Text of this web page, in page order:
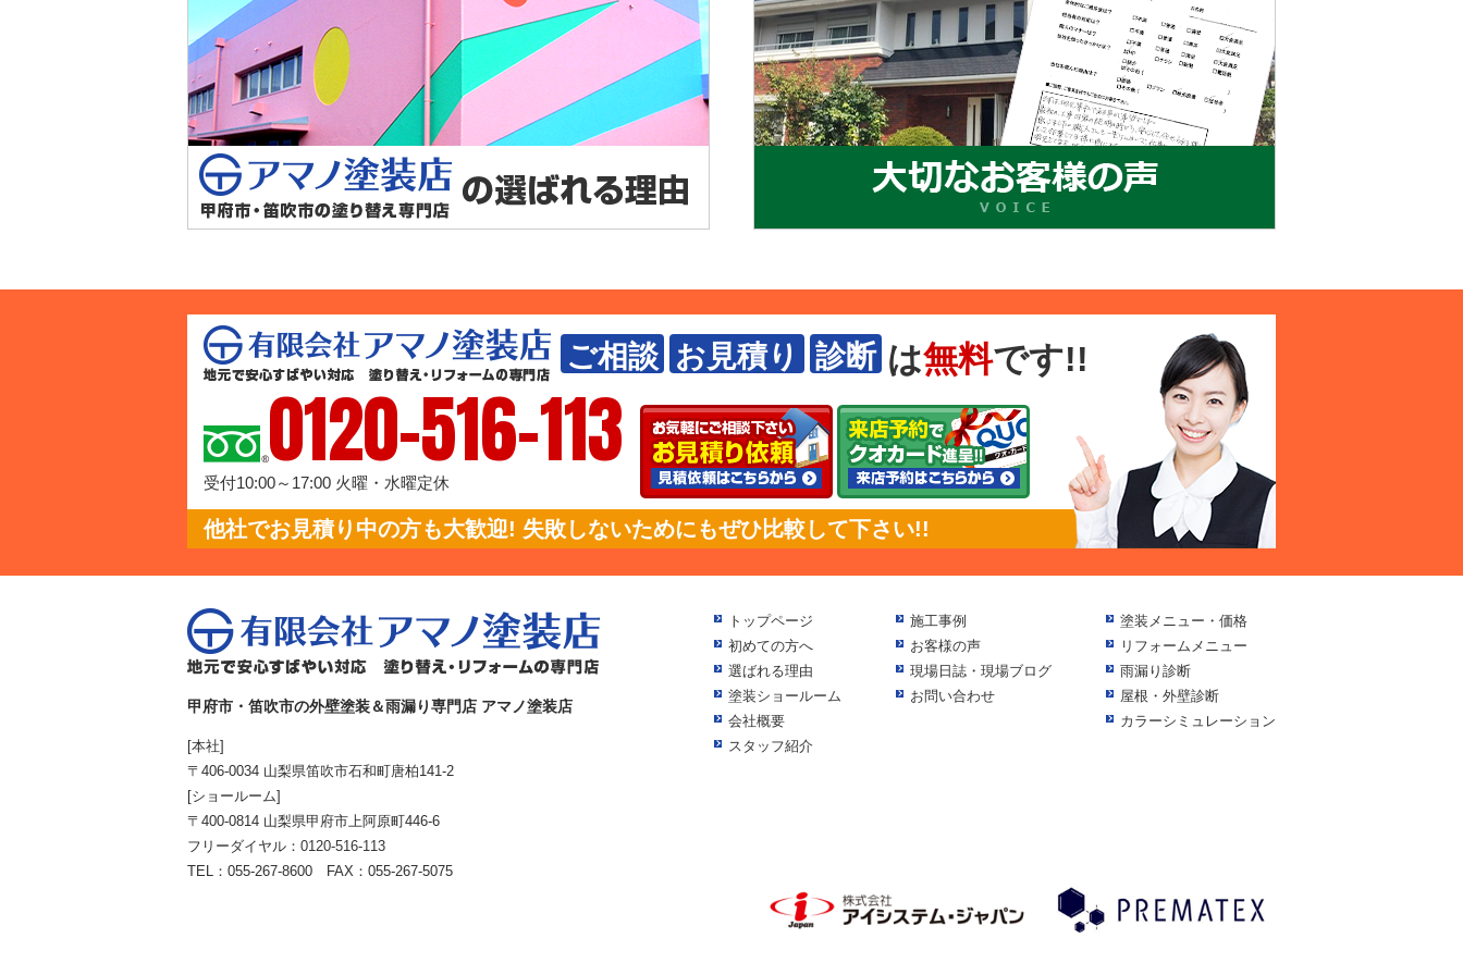
ご相談 お見積り 診断 は無料です!!
0120-516-113
受付10:00～17:00 火曜・水曜定休
他社でお見積り中の方も大歓迎! 失敗しないためにもぜひ比較して下さい!!
甲府市・笛吹市の外壁塗装＆雨漏り専門店 アマノ塗装店
[本社]
〒406-0034 山梨県笛吹市石和町唐柏141-2
[ショールーム]
〒400-0814 山梨県甲府市上阿原町446-6
フリーダイヤル： 0120-516-113
TEL：055-267-8600 FAX：055-267-5075
トップページ
初めての方へ
選ばれる理由
塗装ショールーム
会社概要
スタッフ紹介
施工事例
お客様の声
現場日誌・現場ブログ
お問い合わせ
塗装メニュー・価格
リフォームメニュー
雨漏り診断
屋根・外壁診断
カラーシミュレーション